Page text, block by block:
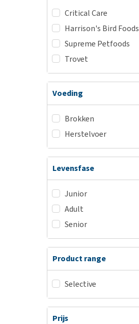
Critical Care
Harrison's Bird Foods
Supreme Petfoods
Trovet
Voeding
Brokken
Herstelvoer
Levensfase
Junior
Adult
Senior
Product range
Selective
Prijs